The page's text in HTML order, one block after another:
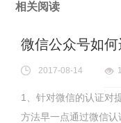
相关阅读
微信公众号如何
2017-08-14
1、针对微信的认证对
方法早一点通过微信认